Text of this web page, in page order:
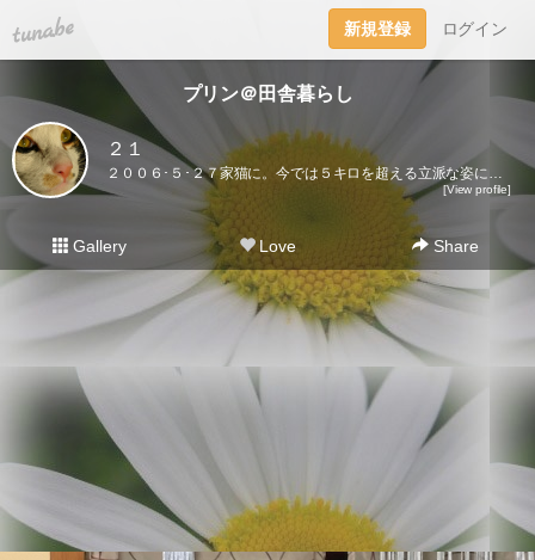
tuna.be 新規登録 ログイン
プリン＠田舎暮らし
２１
２００６･５･２７家猫に。今では５キロを超える立派な姿になりました♪ここに登場するのはプリンだけ。２０２１･５･３０虹の橋を渡りました｡
[View profile]
Gallery Love Share